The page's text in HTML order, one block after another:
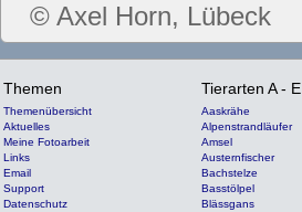
© Axel Horn, Lübeck
Themen
Themenübersicht
Aktuelles
Meine Fotoarbeit
Links
Email
Support
Datenschutz
Tierarten A - E
Aaskrähe
Alpenstrandläufer
Amsel
Austernfischer
Bachstelze
Basstölpel
Blässgans